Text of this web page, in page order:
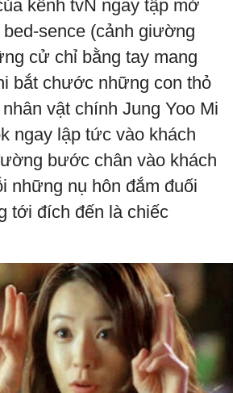
kênh tvN ngay tập mở
sence (cảnh giường
cử chỉ bằng tay mang
bắt chước những con thỏ
vật chính Jung Yoo Mi
ngay lập tức vào khách
bước chân vào khách
những nụ hôn đắm đuối
tới đích đến là chiếc